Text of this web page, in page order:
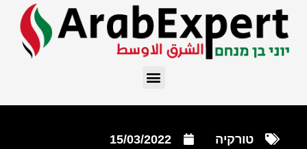
טורקיה 15/03/2022